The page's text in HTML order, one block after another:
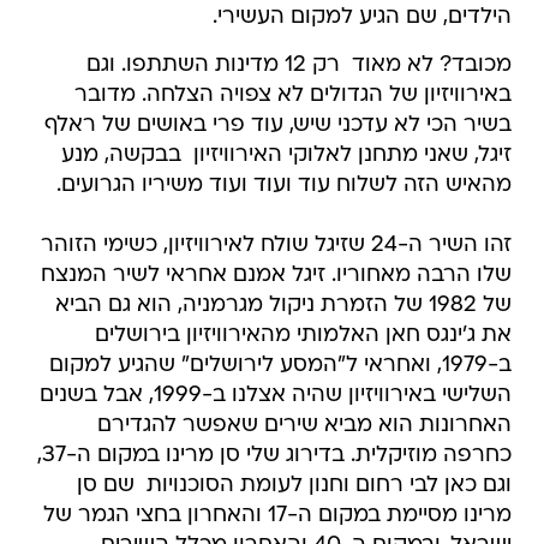
הילדים, שם הגיע למקום העשירי.
מכובד? לא מאוד  רק 12 מדינות השתתפו. וגם
באירוויזיון של הגדולים לא צפויה הצלחה. מדובר
בשיר הכי לא עדכני שיש, עוד פרי באושים של ראלף
זיגל, שאני מתחנן לאלוקי האירוויזיון  בבקשה, מנע
מהאיש הזה לשלוח עוד ועוד ועוד משיריו הגרועים.
זהו השיר ה-24 שזיגל שולח לאירוויזיון, כשימי הזוהר
שלו הרבה מאחוריו. זיגל אמנם אחראי לשיר המנצח
של 1982 של הזמרת ניקול מגרמניה, הוא גם הביא
את ג'ינגס חאן האלמותי מהאירוויזיון בירושלים
ב-1979, ואחראי ל"המסע לירושלים" שהגיע למקום
השלישי באירוויזיון שהיה אצלנו ב-1999, אבל בשנים
האחרונות הוא מביא שירים שאפשר להגדירם
כחרפה מוזיקלית. בדירוג שלי סן מרינו במקום ה-37,
וגם כאן לבי רחום וחנון לעומת הסוכנויות  שם סן
מרינו מסיימת במקום ה-17 והאחרון בחצי הגמר של